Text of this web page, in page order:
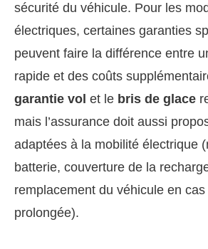
sécurité du véhicule. Pour les
électriques, certaines garanties
peuvent faire la différence entre
rapide et des coûts
garantie vol et le bris de glace
mais l’assurance doit aussi
adaptées à la mobilité électrique
batterie, couverture de la
remplacement du véhicule en cas
prolongée).